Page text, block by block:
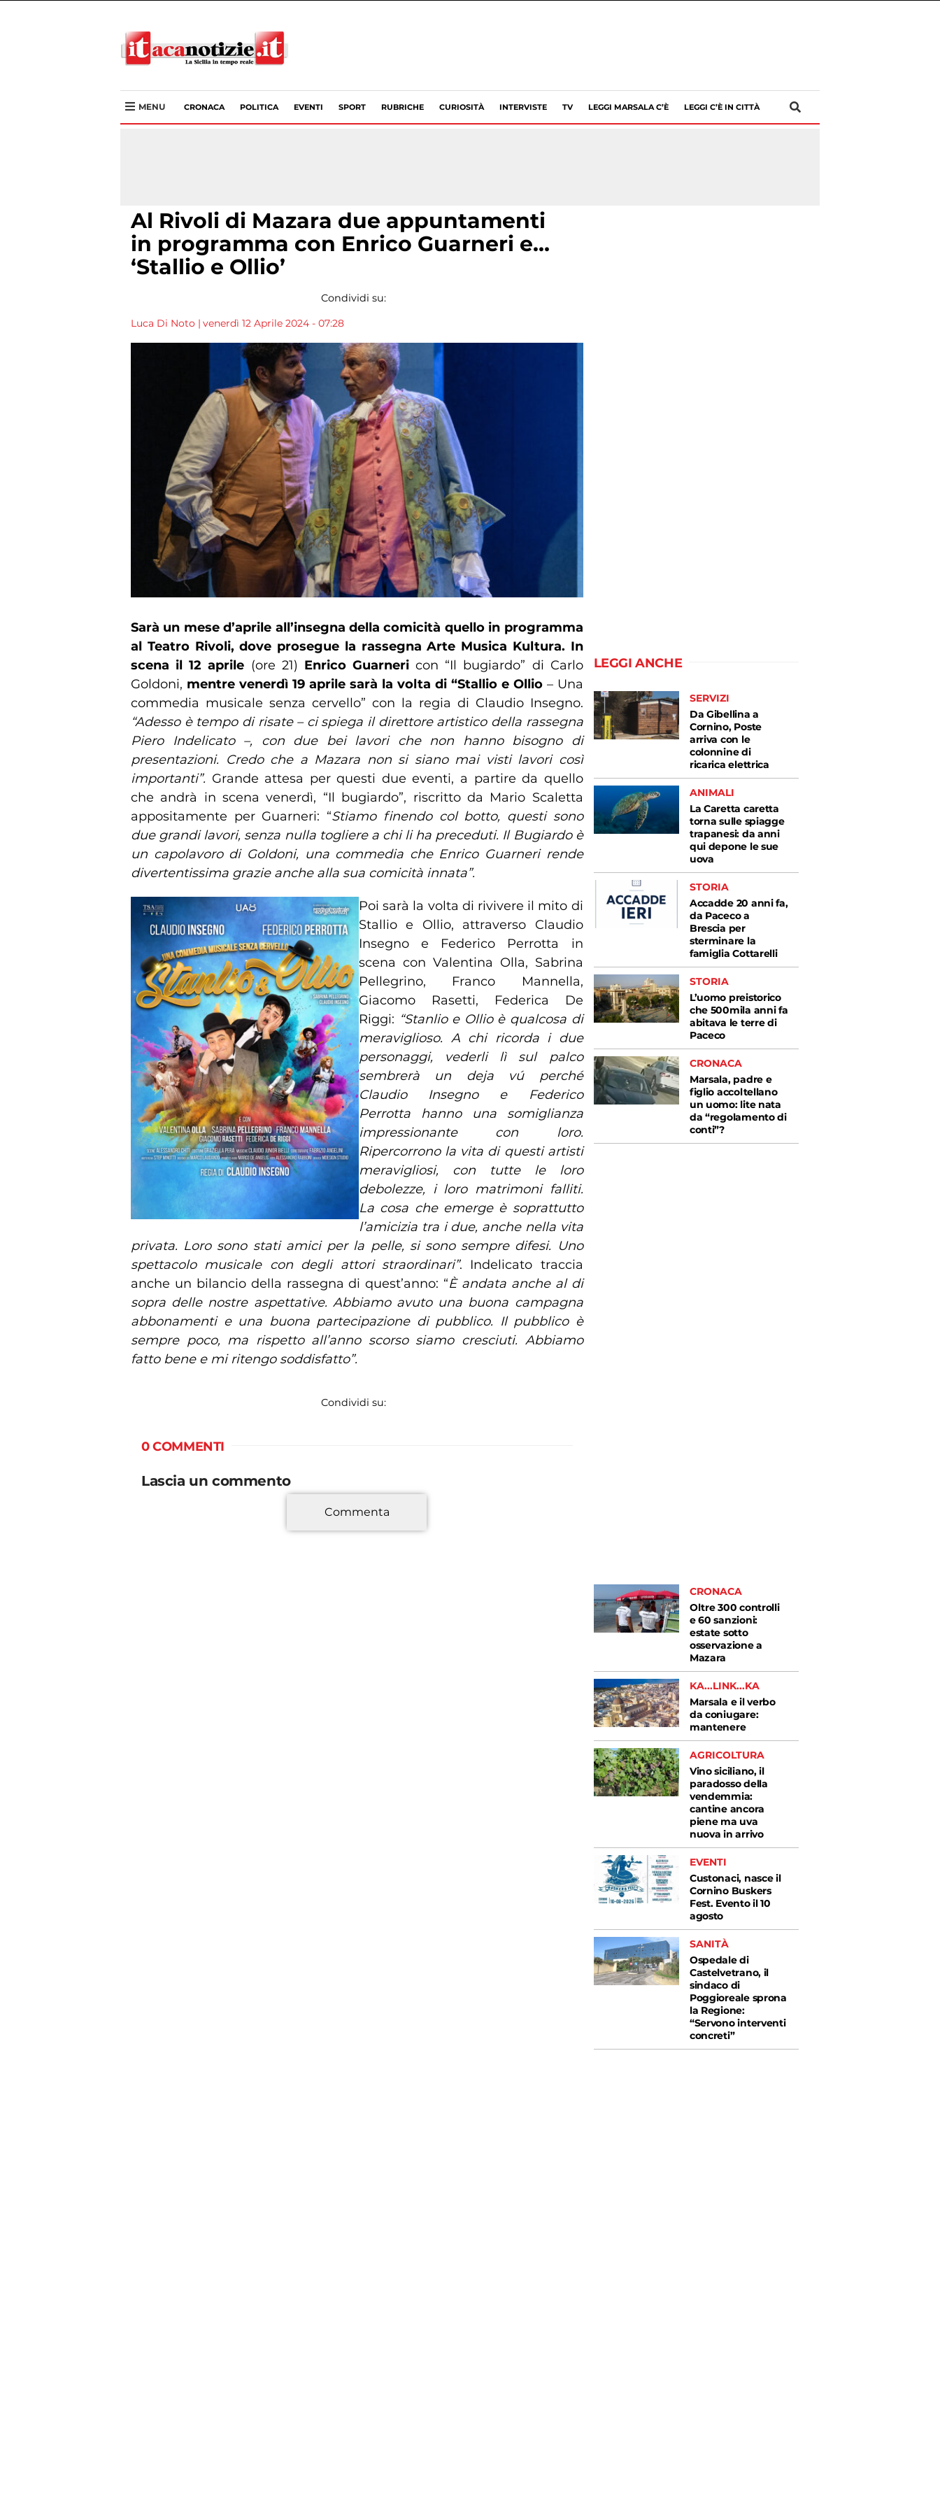
MENU CRONACA POLITICA EVENTI SPORT RUBRICHE CURIOSITÀ INTERVISTE TV LEGGI MARSALA C’È LEGGI C’È IN CITTÀ
Al Rivoli di Mazara due appuntamenti
in programma con Enrico Guarneri e…
‘Stallio e Ollio’
Condividi su:
Luca Di Noto | venerdì 12 Aprile 2024 - 07:28
Sarà un mese d’aprile all’insegna della comicità quello in programma
al Teatro Rivoli, dove prosegue la rassegna Arte Musica Kultura. In
scena il 12 aprile (ore 21) Enrico Guarnericon “Il bugiardo” di Carlo
Goldoni, mentre venerdì 19 aprile sarà la volta di “Stallio e Ollio – Una
commedia musicale senza cervello” con la regia di Claudio Insegno.
“Adesso è tempo di risate – ci spiega il direttore artistico della rassegna
Piero Indelicato –, con due bei lavori che non hanno bisogno di
presentazioni. Credo che a Mazara non si siano mai visti lavori così
importanti”. Grande attesa per questi due eventi, a partire da quello
che andrà in scena venerdì, “Il bugiardo”, riscritto da Mario Scaletta
appositamente per Guarneri: “Stiamo finendo col botto, questi sono
due grandi lavori, senza nulla togliere a chi li ha preceduti. Il Bugiardo è
un capolavoro di Goldoni, una commedia che Enrico Guarneri rende
divertentissima grazie anche alla sua comicità innata”.
Poi sarà la volta di rivivere il mito di
Stallio e Ollio, attraverso Claudio
Insegno e Federico Perrotta in
scena con Valentina Olla, Sabrina
Pellegrino, Franco Mannella,
Giacomo Rasetti, Federica De
Riggi: “Stanlio e Ollio è qualcosa di
meraviglioso. A chi ricorda i due
personaggi, vederli lì sul palco
sembrerà un deja vú perché
Claudio Insegno e Federico
Perrotta hanno una somiglianza
impressionante con loro.
Ripercorrono la vita di questi artisti
meravigliosi, con tutte le loro
debolezze, i loro matrimoni falliti.
La cosa che emerge è soprattutto
l’amicizia tra i due, anche nella vita
privata. Loro sono stati amici per la pelle, si sono sempre difesi. Uno
spettacolo musicale con degli attori straordinari”. Indelicato traccia
anche un bilancio della rassegna di quest’anno: “È andata anche al di
sopra delle nostre aspettative. Abbiamo avuto una buona campagna
abbonamenti e una buona partecipazione di pubblico. Il pubblico è
sempre poco, ma rispetto all’anno scorso siamo cresciuti. Abbiamo
fatto bene e mi ritengo soddisfatto”.
Condividi su:
0 COMMENTI
Lascia un commento
Commenta
LEGGI ANCHE
SERVIZI
Da Gibellina a
Cornino, Poste
arriva con le
colonnine di
ricarica elettrica
ANIMALI
La Caretta caretta
torna sulle spiagge
trapanesi: da anni
qui depone le sue
uova
STORIA
Accadde 20 anni fa,
da Paceco a
Brescia per
sterminare la
famiglia Cottarelli
STORIA
L’uomo preistorico
che 500mila anni fa
abitava le terre di
Paceco
CRONACA
Marsala, padre e
figlio accoltellano
un uomo: lite nata
da “regolamento di
conti”?
CRONACA
Oltre 300 controlli
e 60 sanzioni:
estate sotto
osservazione a
Mazara
KA...LINK...KA
Marsala e il verbo
da coniugare:
mantenere
AGRICOLTURA
Vino siciliano, il
paradosso della
vendemmia:
cantine ancora
piene ma uva
nuova in arrivo
EVENTI
Custonaci, nasce il
Cornino Buskers
Fest. Evento il 10
agosto
SANITÀ
Ospedale di
Castelvetrano, il
sindaco di
Poggioreale sprona
la Regione:
“Servono interventi
concreti”